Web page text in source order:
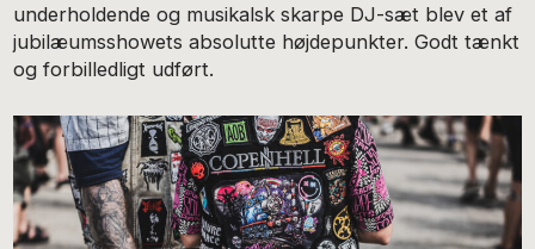
underholdende og musikalsk skarpe DJ-sæt blev et af
jubilæumsshowets absolutte højdepunkter. Godt tænkt
og forbilledligt udført.